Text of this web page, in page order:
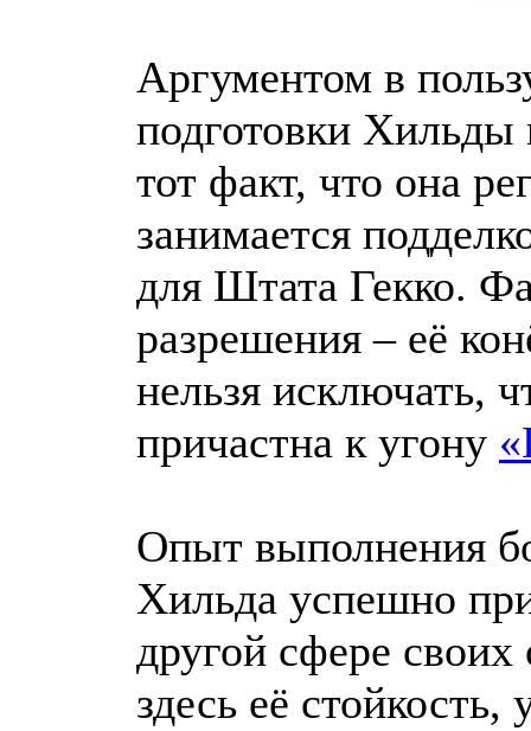
Аргументом в
подготовки
тот факт, что она
занимается
для Штата Гекко.
разрешения – её
нельзя исключать,
причастна к угону
Опыт выполнения
Хильда успешно
другой сфере своих
здесь её стойкость,